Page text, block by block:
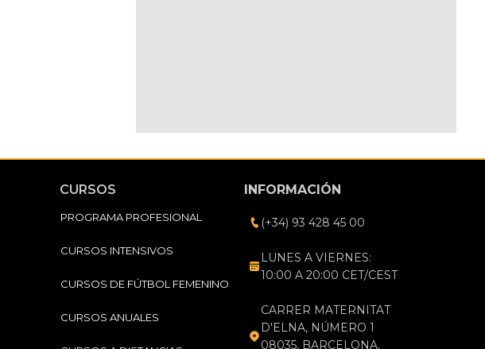
CURSOS
PROGRAMA PROFESIONAL
CURSOS INTENSIVOS
CURSOS DE FÚTBOL FEMENINO
CURSOS ANUALES
INFORMACIÓN
(+34) 93 428 45 00
LUNES A VIERNES:
10:00 A 20:00 CET/CEST
CARRER MATERNITAT
D'ELNA, NÚMERO 1
08035, BARCELONA,